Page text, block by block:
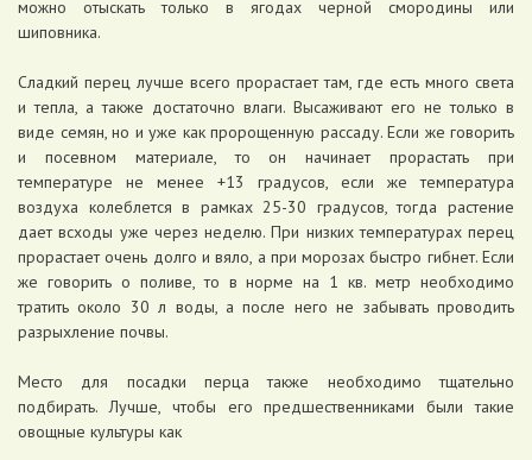
можно отыскать только в ягодах черной смородины или
шиповника.
Сладкий перец лучше всего прорастает там, где есть много света
и тепла, а также достаточно влаги. Высаживают его не только в
виде семян, но и уже как пророщенную рассаду. Если же говорить
и посевном материале, то он начинает прорастать при
температуре не менее +13 градусов, если же температура
воздуха колеблется в рамках 25-30 градусов, тогда растение
дает всходы уже через неделю. При низких температурах перец
прорастает очень долго и вяло, а при морозах быстро гибнет. Если
же говорить о поливе, то в норме на 1 кв. метр необходимо
тратить около 30 л воды, а после него не забывать проводить
разрыхление почвы.
Место для посадки перца также необходимо тщательно
подбирать. Лучше, чтобы его предшественниками были такие
овощные культуры как